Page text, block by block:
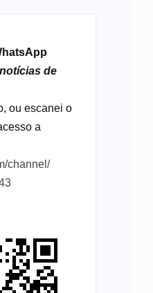
de
ou escanei o
a
channel/